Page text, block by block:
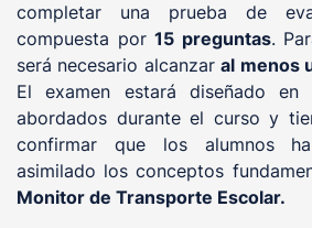
completar una prueba de
compuesta por15 preguntas.
será necesario alcanzaral menos
El examen estará diseñado
abordados durante el curso y
confirmar que los alumnos
asimilado los conceptos
Monitor de Transporte Escolar.